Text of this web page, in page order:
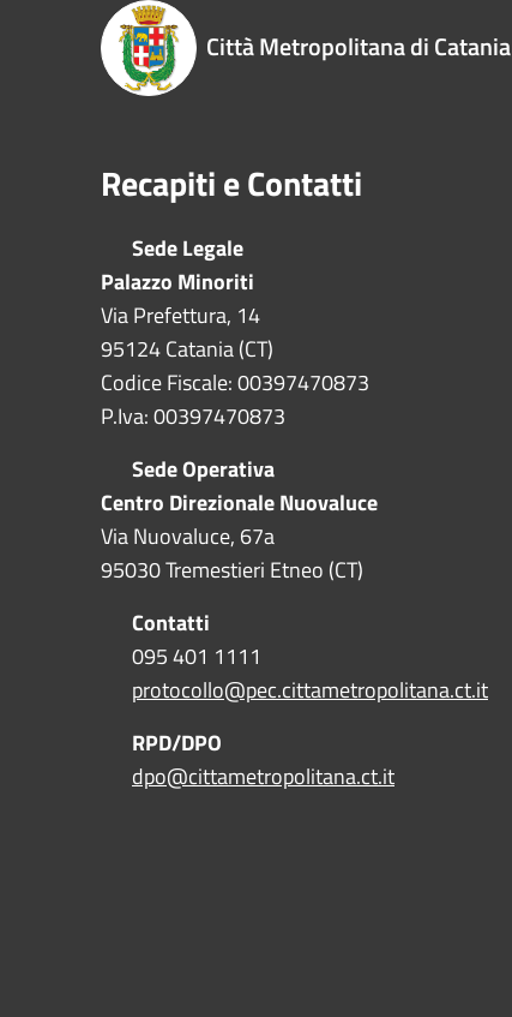
Città Metropolitana di Catania
Recapiti e Contatti
Sede Legale
Palazzo Minoriti
Via Prefettura, 14
95124 Catania (CT)
Codice Fiscale: 00397470873
P.Iva: 00397470873
Sede Operativa
Centro Direzionale Nuovaluce
Via Nuovaluce, 67a
95030 Tremestieri Etneo (CT)
Contatti
095 401 1111
protocollo@pec.cittametropolitana.ct.it
RPD/DPO
dpo@cittametropolitana.ct.it